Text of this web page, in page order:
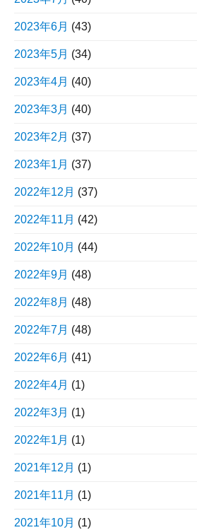
2023年6月 (43)
2023年5月 (34)
2023年4月 (40)
2023年3月 (40)
2023年2月 (37)
2023年1月 (37)
2022年12月 (37)
2022年11月 (42)
2022年10月 (44)
2022年9月 (48)
2022年8月 (48)
2022年7月 (48)
2022年6月 (41)
2022年4月 (1)
2022年3月 (1)
2022年1月 (1)
2021年12月 (1)
2021年11月 (1)
2021年10月 (1)